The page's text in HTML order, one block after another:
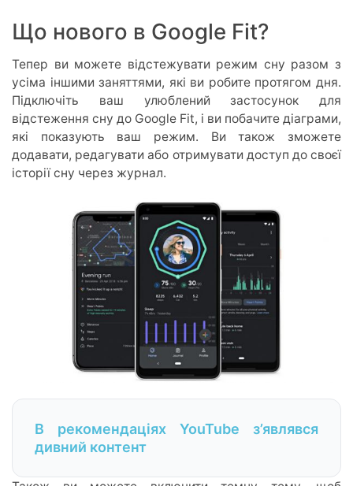
Що нового в Google Fit?
Тепер ви можете відстежувати режим сну разом з
усіма іншими заняттями, які ви робите протягом дня.
Підключіть ваш улюблений застосунок для
відстеження сну до Google Fit, і ви побачите діаграми,
які показують ваш режим. Ви також зможете
додавати, редагувати або отримувати доступ до своєї
історії сну через журнал.
В рекомендаціях YouTube з’являвся
дивний контент